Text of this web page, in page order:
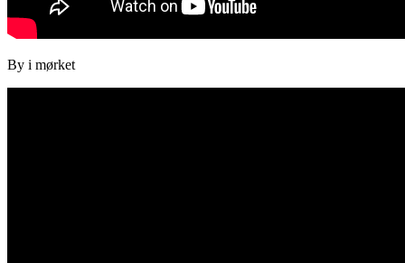
By i mørket